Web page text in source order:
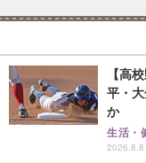
【高
平・
か
生活・